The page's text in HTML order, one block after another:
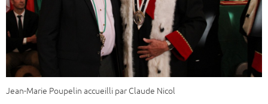
Jean-Marie Poupelin accueilli par Claude Nicol